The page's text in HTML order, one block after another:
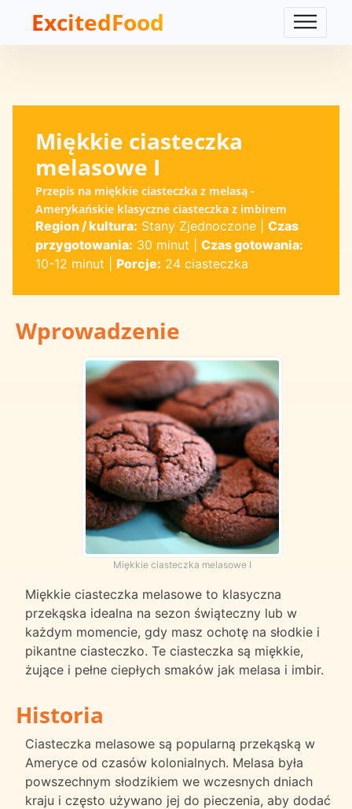
ExcitedFood
Miękkie ciasteczka
melasowe I
Przepis na miękkie ciasteczka z melasą -
Amerykańskie klasyczne ciasteczka z imbirem
Region / kultura: Stany Zjednoczone| Czas
przygotowania: 30 minut
Czas gotowania:
10-12 minut
Porcje: 24 ciasteczka
Wprowadzenie
Miękkie ciasteczka melasowe I
Miękkie ciasteczka melasowe to klasyczna
przekąska idealna na sezon świąteczny lub w
każdym momencie, gdy masz ochotę na słodkie i
pikantne ciasteczko. Te ciasteczka są miękkie,
żujące i pełne ciepłych smaków jak melasa i imbir.
Historia
Ciasteczka melasowe są popularną przekąską w
Ameryce od czasów kolonialnych. Melasa była
powszechnym słodzikiem we wczesnych dniach
kraju i często używano jej do pieczenia, aby dodać